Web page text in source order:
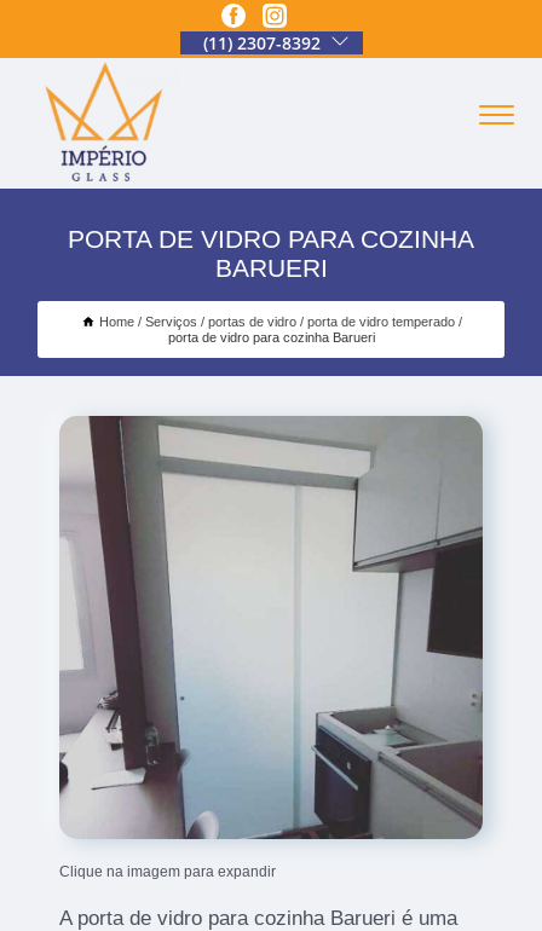
(11) 2307-8392
PORTA DE VIDRO PARA COZINHA
BARUERI
Home Serviços portas de vidro
porta de vidro temperado
porta de vidro para cozinha Barueri
Clique na imagem para expandir
A porta de vidro para cozinha Barueri é uma